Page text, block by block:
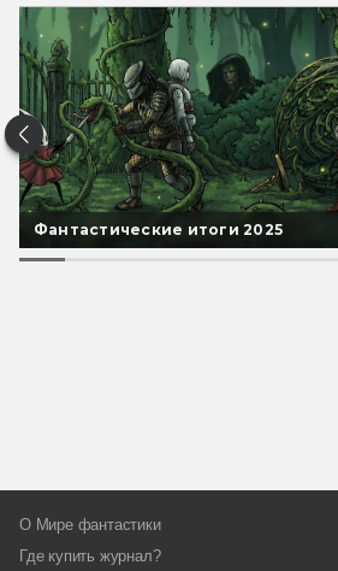
Фантастические итоги 2025
О Мире фантастики
Где купить журнал?